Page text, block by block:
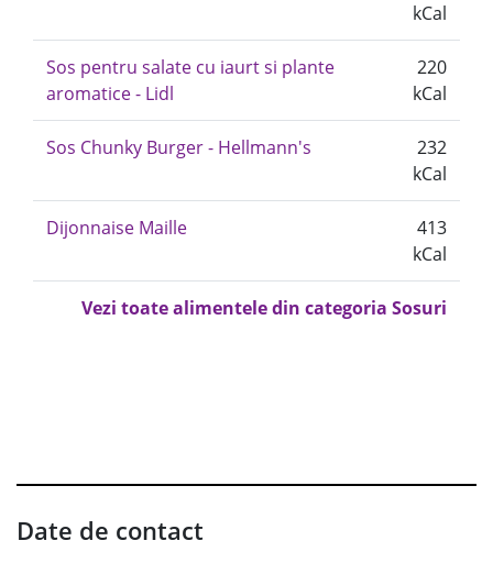
kCal
Sos pentru salate cu iaurt si plante
aromatice - Lidl
220
kCal
Sos Chunky Burger - Hellmann's
232
kCal
Dijonnaise Maille
413
kCal
Vezi toate alimentele din categoria Sosuri
Date de contact